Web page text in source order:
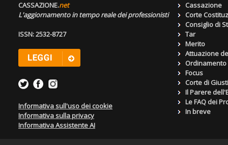
CASSAZIONE.net
L'aggiornamento in tempo reale dei professionisti
ISSN: 2532-8727
Informativa sull'uso dei cookie
Informativa sulla privacy
Informativa Assistente AI
Cassazione
Corte
Consiglio di
Tar
Merito
Attuazione
Focus
Corte di
Il Parere
Le FAQ dei
In breve